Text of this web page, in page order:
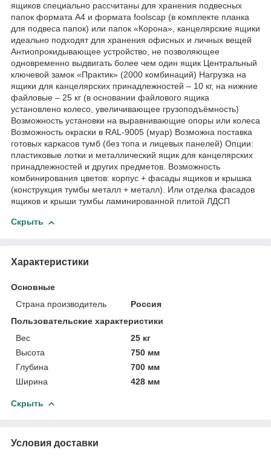
ящиков специально рассчитаны для хранения подвесных
папок формата А4 и формата foolscap (в комплекте планка
для подвеса папок) или папок «Корона», канцелярские ящики
идеально подходят для хранения офисных и личных вещей
Антиопрокидывающее устройство, не позволяющее
одновременно выдвигать более чем один ящик Центральный
ключевой замок «Практик» (2000 комбинаций) Нагрузка на
ящики для канцелярских принадлежностей – 10 кг, на нижние
файловые – 25 кг (в основании файлового ящика
установлено колесо, увеличивающее грузоподъёмность)
Возможность установки на выравнивающие опоры или колеса
Возможность окраски в RAL-9005 (муар) Возможна поставка
готовых каркасов тумб (без топа и лицевых панелей) Опции:
пластиковые лотки и металлический ящик для канцелярских
принадлежностей и других предметов. Возможность
комбинирования цветов: корпус + фасады ящиков и крышка
(конструкция тумбы металл + металл). Или отделка фасадов
ящиков и крыши тумбы ламинированной плитой ЛДСП
Скрыть
Характеристики
Основные
Страна производитель
Россия
Пользовательские характеристики
Вес
25 кг
Высота
750 мм
Глубина
700 мм
Ширина
428 мм
Скрыть
Условия доставки